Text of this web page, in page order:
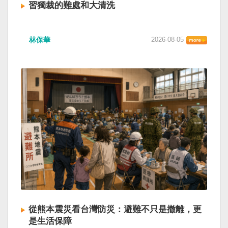
習獨裁的難處和大清洗
林保華 2026-08-05
從熊本震災看台灣防災：避難不只是撤離，更
是生活保障